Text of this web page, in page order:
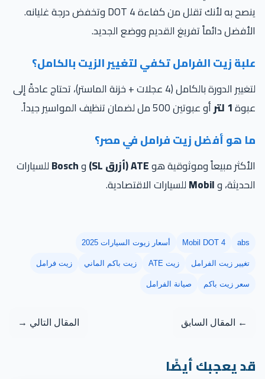
ينصح به لأنك تقلل من كفاءة DOT 4 وتخفض درجة غليانه.
دائماً تفريغ القديم ووضع الجديد.
زيت الفرامل تكفي لتغيير الزيت بالكامل؟
لتغيير الدورة بالكامل (4 عجلات + خزنة الماستر)، تحتاج عادةً إلى
1 لتر أو عبوتين 500 مل لضمان تنظيف المواسير جيداً.
هو أفضل زيت فرامل في مصر؟
مبيعاً وموثوقية هوATE (أزرق SL) وBoschللسيارات
وMobilللسيارات الاقتصادية.
Mobil DOT 4 أسعار زيوت السيارات 2025
تغيير زيت الفرامل زيت ATE زيت باكم الماني زيت فرامل
سعر زيت باكم صيانة الفرامل
← المقال السابق المقال التالي →
يعجبك أيضًا